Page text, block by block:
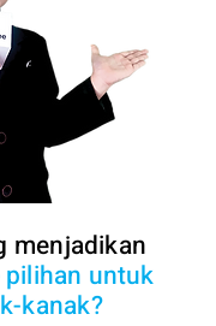
menjadikan
pilihan untuk
kanak?